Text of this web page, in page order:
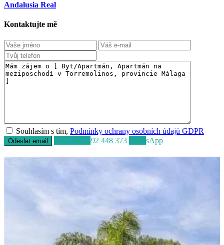
Andalusia Real
Kontaktujte mě
Souhlasím s tím,Podmínky ochrany osobních údajů GDPR
+34 692 448 373 WhatsApp